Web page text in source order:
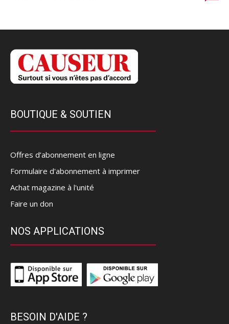
BOUTIQUE & SOUTIEN
Offres d’abonnement en ligne
Formulaire d'abonnement à imprimer
Achat magazine à l'unité
Faire un don
NOS APPLICATIONS
BESOIN D'AIDE ?